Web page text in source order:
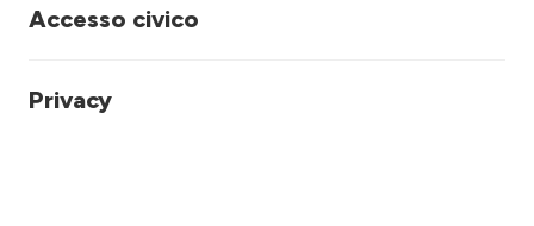
Accesso civico
Privacy